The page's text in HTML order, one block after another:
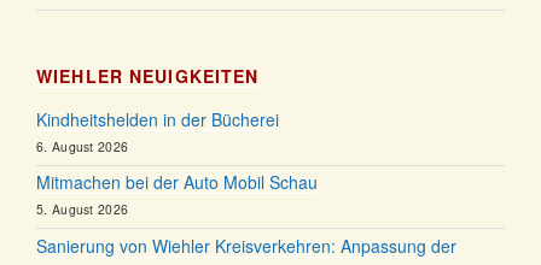
WIEHLER NEUIGKEITEN
Kindheitshelden in der Bücherei
6. August 2026
Mitmachen bei der Auto Mobil Schau
5. August 2026
Sanierung von Wiehler Kreisverkehren: Anpassung der